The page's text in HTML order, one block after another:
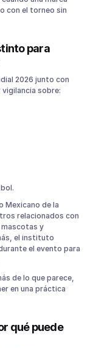
al Mundial
Mundial 2026
con el torneo sin
para
2026 junto con
sobre:
Mexicano de la
relacionados con
mascotas y
el instituto
el evento para
de lo que parece,
en una práctica
qué puede